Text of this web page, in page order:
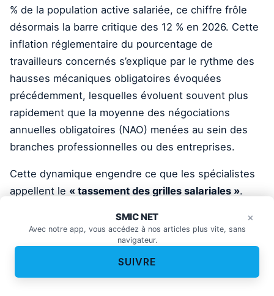
% de la population active salariée, ce chiffre frôle
désormais la barre critique des 12 % en 2026. Cette
inflation réglementaire du pourcentage de
travailleurs concernés s’explique par le rythme des
hausses mécaniques obligatoires évoquées
précédemment, lesquelles évoluent souvent plus
rapidement que la moyenne des négociations
annuelles obligatoires (NAO) menées au sein des
branches professionnelles ou des entreprises.
Cette dynamique engendre ce que les spécialistes
appellent le « tassement des grilles salariales ».
particulier celles déclenchées par l’inflation comme
ce fut le cas en 2022 et 2024, le plancher légal
rattrape et dépasse les premiers échelons de
rémunération fixés par les conventions collectives.
Une question bancaire ? Je
vous oriente.
×
SMIC NET
Avec notre app, vous accédez à nos articles plus vite, sans
navigateur.
SUIVRE